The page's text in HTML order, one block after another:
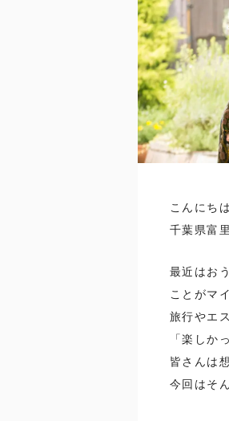
こんにちは
千葉県富
最近はお
ことがマ
旅行やエ
「楽しか
皆さんは
今回はそ